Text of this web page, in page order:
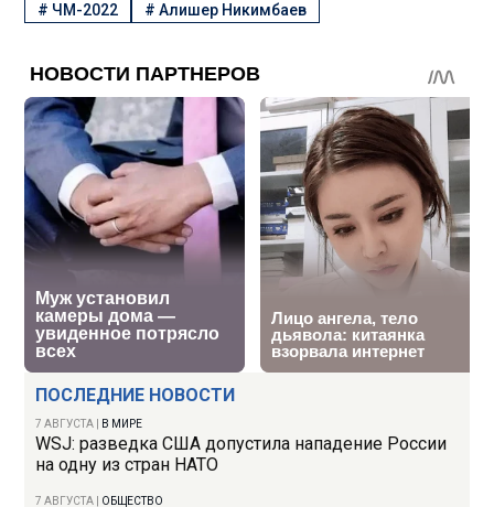
ПОСЛЕДНИЕ НОВОСТИ
7 АВГУСТА В МИРЕ
WSJ: разведка США допустила нападение России
на одну из стран НАТО
7 АВГУСТА ОБЩЕСТВО
# ЧМ-2022 #Алишер Никимбаев